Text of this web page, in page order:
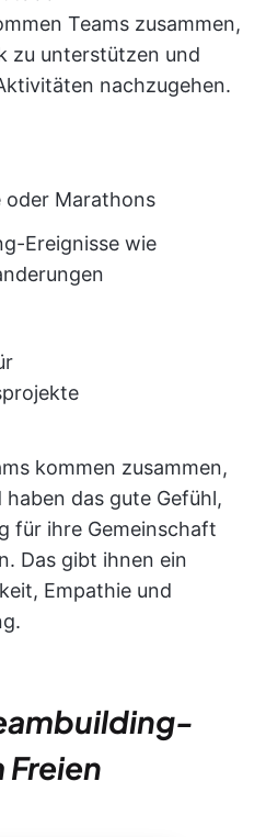
Teams zusammen,
zu unterstützen und
nachzugehen.
oder Marathons
Ereignisse wie
kommen zusammen,
das gute Gefühl,
für ihre Gemeinschaft
Das gibt ihnen ein
Empathie und